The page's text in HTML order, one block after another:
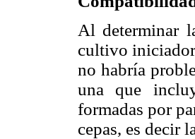
Al determinar
cultivo
no habría
una que
formadas por
cepas, es decir